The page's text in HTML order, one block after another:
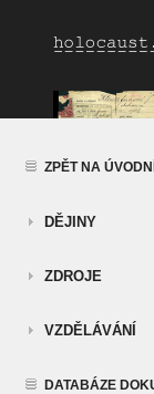
ZPĚT NA
DĚJINY
ZDROJE
VZDĚLÁVÁNÍ
DATABÁZE